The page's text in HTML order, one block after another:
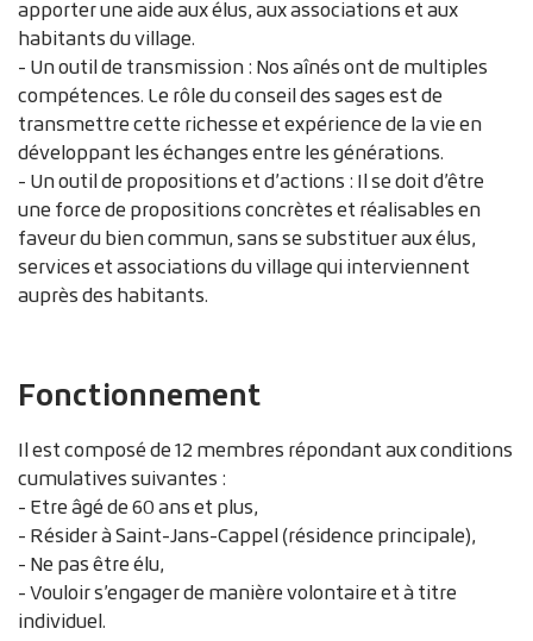
apporter une aide aux élus, aux associations et aux
habitants du village.
- Un outil de transmission : Nos aînés ont de multiples
compétences. Le rôle du conseil des sages est de
transmettre cette richesse et expérience de la vie en
développant les échanges entre les générations.
- Un outil de propositions et d’actions : Il se doit d’être
une force de propositions concrètes et réalisables en
faveur du bien commun, sans se substituer aux élus,
services et associations du village qui interviennent
auprès des habitants.
Fonctionnement
Il est composé de 12 membres répondant aux conditions
cumulatives suivantes :
- Etre âgé de 60 ans et plus,
- Résider à Saint-Jans-Cappel (résidence principale),
- Ne pas être élu,
- Vouloir s’engager de manière volontaire et à titre
individuel.